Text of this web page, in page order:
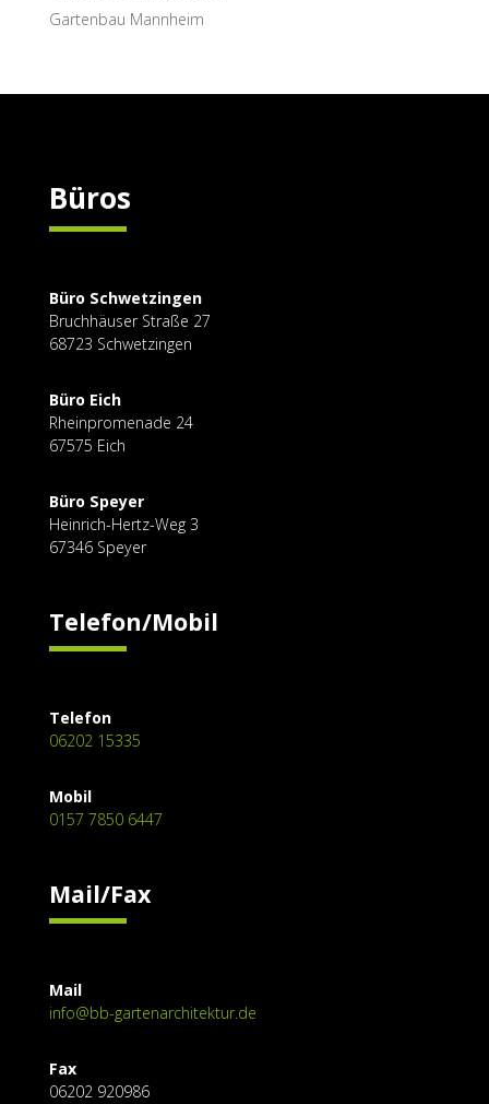
Garten­bau Mannheim
Büros
Büro Schwetzingen
Bruchhäuser Straße 27
68723 Schwetzingen
Büro Eich
Rheinpromenade 24
67575 Eich
Büro Speyer
Heinrich-Hertz-Weg 3
67346 Speyer
Telefon/Mobil
Telefon
06202 15335
Mobil
0157 7850 6447
Mail/Fax
Mail
info@bb-gartenarchitektur.de
Fax
06202 920986